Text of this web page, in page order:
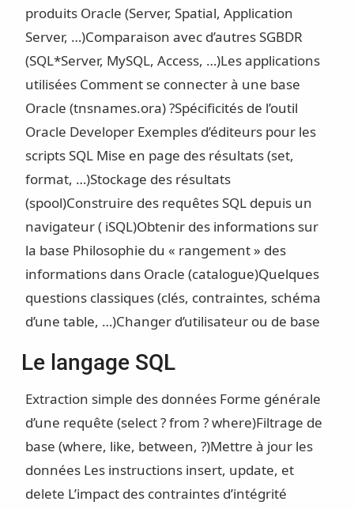
produits Oracle (Server, Spatial, Application
Server, …)Comparaison avec d’autres SGBDR
(SQL*Server, MySQL, Access, …)Les applications
utilisées Comment se connecter à une base
Oracle (tnsnames.ora) ?Spécificités de l’outil
Oracle Developer Exemples d’éditeurs pour les
scripts SQL Mise en page des résultats (set,
format, …)Stockage des résultats
(spool)Construire des requêtes SQL depuis un
navigateur ( iSQL)Obtenir des informations sur
la base Philosophie du « rangement » des
informations dans Oracle (catalogue)Quelques
questions classiques (clés, contraintes, schéma
d’une table, …)Changer d’utilisateur ou de base
Le langage SQL
Extraction simple des données Forme générale
d’une requête (select ? from ? where)Filtrage de
base (where, like, between, ?)Mettre à jour les
données Les instructions insert, update, et
delete L’impact des contraintes d’intégrité